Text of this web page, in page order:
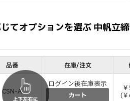
てオプションを選ぶ 中帆立締
品番 在庫/注文 価
CSN-A
ログイン後在庫表示
カート
￥
(￥